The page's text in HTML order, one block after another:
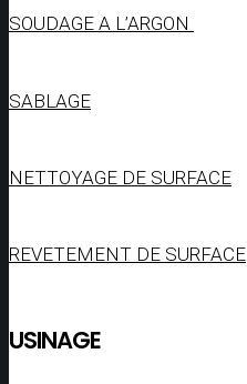
SOUDAGE A L’ARGON
SABLAGE
NETTOYAGE DE SURFACE
REVETEMENT DE SURFACE
USINAGE